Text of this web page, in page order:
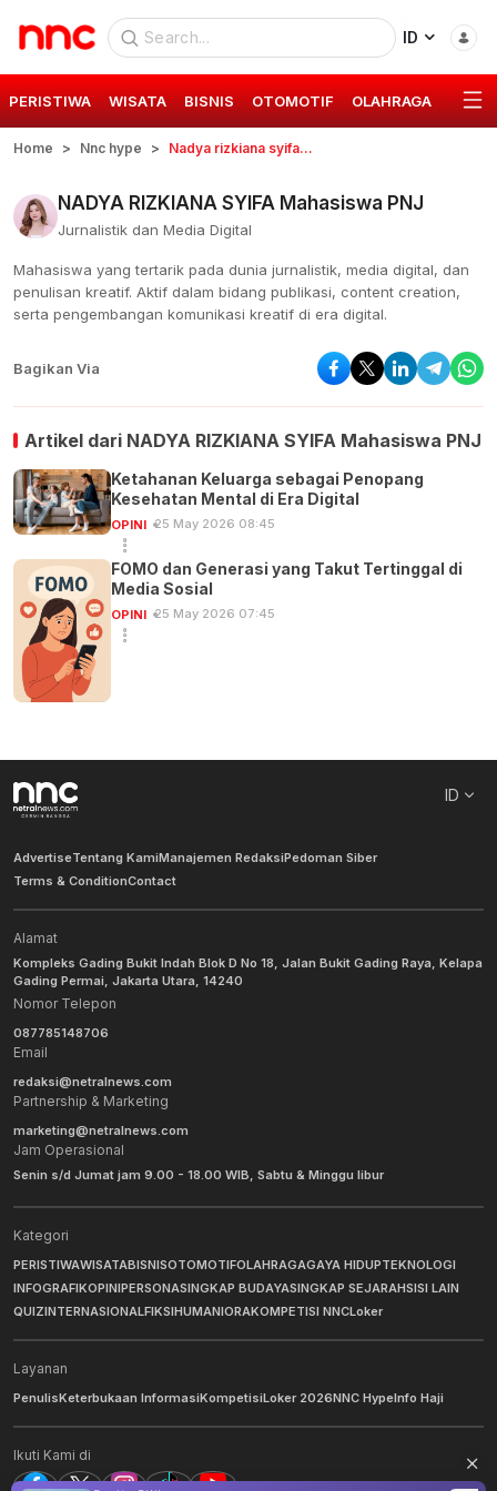
ID
PERISTIWA WISATA BISNIS OTOMOTIF OLAHRAGA GAYA
Home Nnc hype Nadya rizkiana syifa mahasiswa pnj
NADYA RIZKIANA SYIFA Mahasiswa PNJ
Jurnalistik dan Media Digital
Mahasiswa yang tertarik pada dunia jurnalistik, media digital, dan
penulisan kreatif. Aktif dalam bidang publikasi, content creation,
serta pengembangan komunikasi kreatif di era digital.
Bagikan Via
Artikel dari NADYA RIZKIANA SYIFA Mahasiswa PNJ
Ketahanan Keluarga sebagai Penopang
Kesehatan Mental di Era Digital
OPINI 25 May 2026 08:45
FOMO dan Generasi yang Takut Tertinggal di
Media Sosial
OPINI 25 May 2026 07:45
ID
AdvertiseTentang KamiManajemen RedaksiPedoman Siber
Terms & ConditionContact
Alamat
Kompleks Gading Bukit Indah Blok D No 18, Jalan Bukit Gading Raya, Kelapa
Gading Permai, Jakarta Utara, 14240
Nomor Telepon
087785148706
Email
redaksi@netralnews.com
Partnership & Marketing
marketing@netralnews.com
Jam Operasional
Senin s/d Jumat jam 9.00 - 18.00 WIB, Sabtu & Minggu libur
Kategori
PERISTIWAWISATABISNISOTOMOTIFOLAHRAGAGAYA HIDUPTEKNOLOGI
INFOGRAFIKOPINIPERSONASINGKAP BUDAYASINGKAP SEJARAHSISI LAIN
QUIZINTERNASIONALFIKSIHUMANIORAKOMPETISI NNCLoker
Layanan
PenulisKeterbukaan InformasiKompetisiLoker 2026NNC HypeInfo Haji
Ikuti Kami di